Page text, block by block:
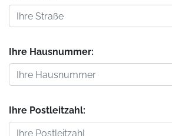
Ihre Hausnummer:
Ihre Postleitzahl: